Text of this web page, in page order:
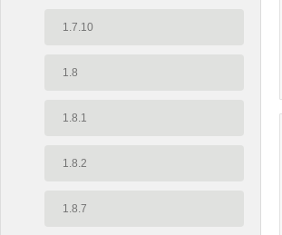
1.7.10
1.8
1.8.1
1.8.2
1.8.7